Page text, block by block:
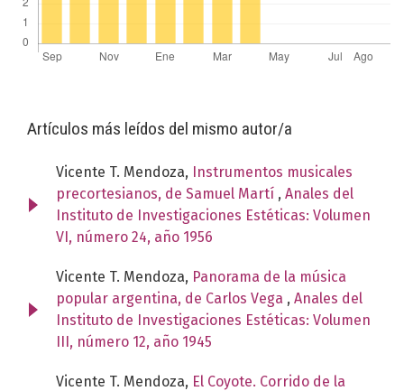
Artículos más leídos del mismo autor/a
Vicente T. Mendoza, Instrumentos musicales
precortesianos, de Samuel Martí , Anales del
Instituto de Investigaciones Estéticas: Volumen
VI, número 24, año 1956
Vicente T. Mendoza, Panorama de la música
popular argentina, de Carlos Vega , Anales del
Instituto de Investigaciones Estéticas: Volumen
III, número 12, año 1945
Vicente T. Mendoza, El Coyote. Corrido de la